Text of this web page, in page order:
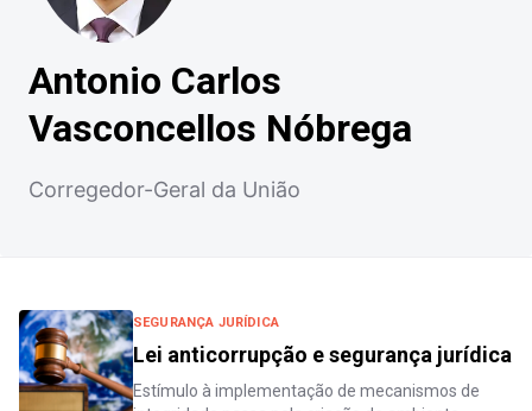
Antonio Carlos
Vasconcellos Nóbrega
Corregedor-Geral da União
SEGURANÇA JURÍDICA
Lei anticorrupção e segurança jurídica
Estímulo à implementação de mecanismos de